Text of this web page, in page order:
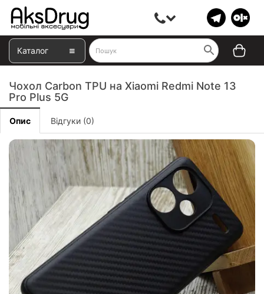
Каталог
Чохол Carbon TPU на Xiaomi Redmi Note 13
Pro Plus 5G
Опис Відгуки (0)